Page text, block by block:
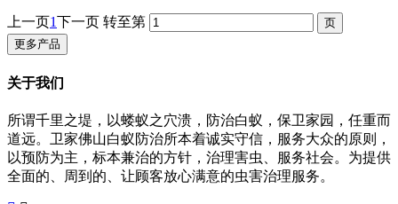
上一页1下一页 转至第
更多产品
关于我们
所谓千里之堤，以蝼蚁之穴溃，防治白蚁，保卫家园，任重而
道远。卫家佛山白蚁防治所本着诚实守信，服务大众的原则，
以预防为主，标本兼治的方针，治理害虫、服务社会。为提供
全面的、周到的、让顾客放心满意的虫害治理服务。